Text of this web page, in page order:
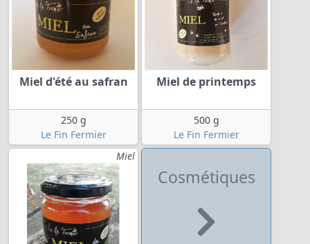
Miel d'été au safran
250 g
Le Fin Fermier
Miel de printemps
500 g
Le Fin Fermier
Miel
Cosmétiques